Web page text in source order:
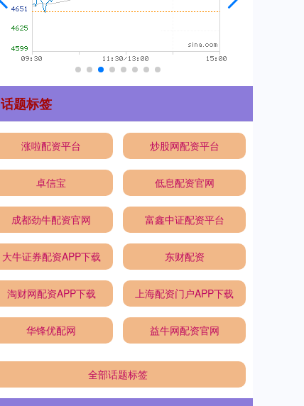
话题标签
涨啦配资平台 炒股网配资平台
卓信宝 低息配资官网
成都劲牛配资官网 富鑫中证配资平台
大牛证券配资APP下载 东财配资
淘财网配资APP下载 上海配资门户APP下载
华锋优配网 益牛网配资官网
全部话题标签